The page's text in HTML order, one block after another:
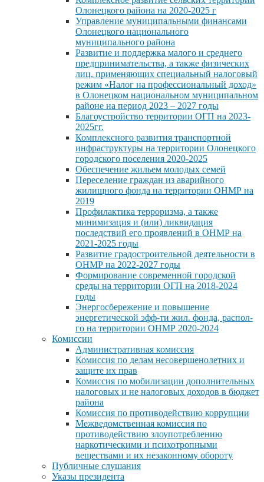
Олонецкого района на 2020-2025 г
Управление муниципальными финансами
Олонецкого национального
муниципального района
Развитие и поддержка малого и среднего
предпринимательства, а также физических
лиц, применяющих специальный налоговый
режим «Налог на профессиональный доход»
в Олонецком национальном муниципальном
районе на период 2023 – 2027 годы
Благоустройство территории ОГП на 2023-
2025гг.
Комплексного развития транспортной
инфраструктуры на территории Олонецкого
городского поселения 2020-2025
Обеспечение жильем молодых семей
Переселение граждан из аварийного
жилищного фонда на территории ОНМР на
2019
Профилактика терроризма, а также
минимизация и (или) ликвидация
последствий его проявлений в ОНМР на
2021-2025 годы
Развитие градостроительной деятельности в
ОНМР на 2022-2027 годы
Формирование современной городской
среды на территории ОГП на 2018-2024
годы
Энергосбережение и повышение
энергетической эфф-ти жил. фонда, распол-
го на территории ОНМР 2020-2024
Комиссии
Административная комиссия
Комиссия по делам несовершенолетних и
защите их прав
Комиссия по мобилизации дополнительных
налоговых и не налоговых доходов в бюджет
района
Комиссия по противодействию коррупции
Межведомственная комиссия по
противодействию злоупотреблению
наркотическими и психотропными
веществами и их незаконному обороту
Публичные слушания
Указы президента